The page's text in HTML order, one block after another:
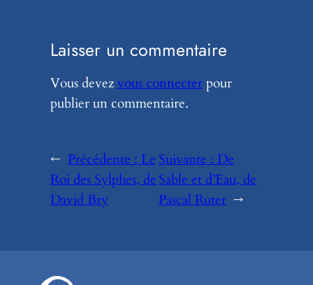
Laisser un commentaire
Vous devezvous connecterpour
publier un commentaire.
← Précédente : Le
Roi des Sylphes, de
David Bry
Suivante : De
Sable et d’Eau, de
Pascal Ruter →